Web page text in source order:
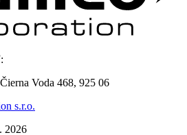
Voda 468, 925 06
s.r.o.
2026